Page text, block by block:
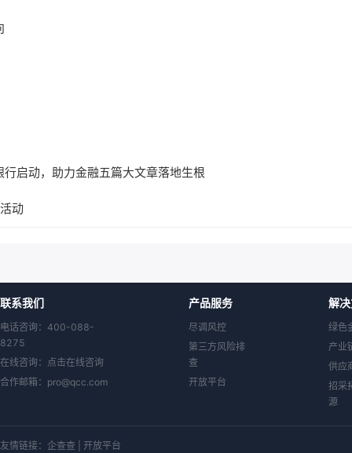
启动，助力金融五篇大文章落地生根
动
联系我们
电话咨询：400-088-
8275
在线咨询： 点击在线咨询
合作邮箱： pro@qcc.com
产品服务
尽调风控
第三方风险排
查
开放平台
解
绿色
产业
供应
招采
源
友情链接： 企查查 开放平台